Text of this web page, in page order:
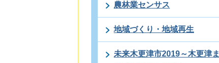
農林業センサス
地域づくり・地域再生
未来木更津市2019～木更津ま